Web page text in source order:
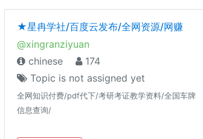
★星冉学社/百度云发布/全网资源/网赚
@xingranziyuan
chinese
174
Topic is not assigned yet
全网知识付费/pdf代下/考研考证教学资料/全国车牌
信息查询/